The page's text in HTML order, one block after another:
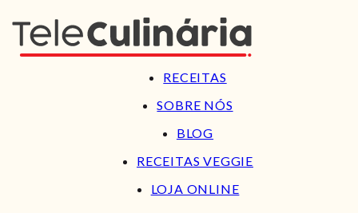
RECEITAS
SOBRE NÓS
BLOG
RECEITAS VEGGIE
LOJA ONLINE